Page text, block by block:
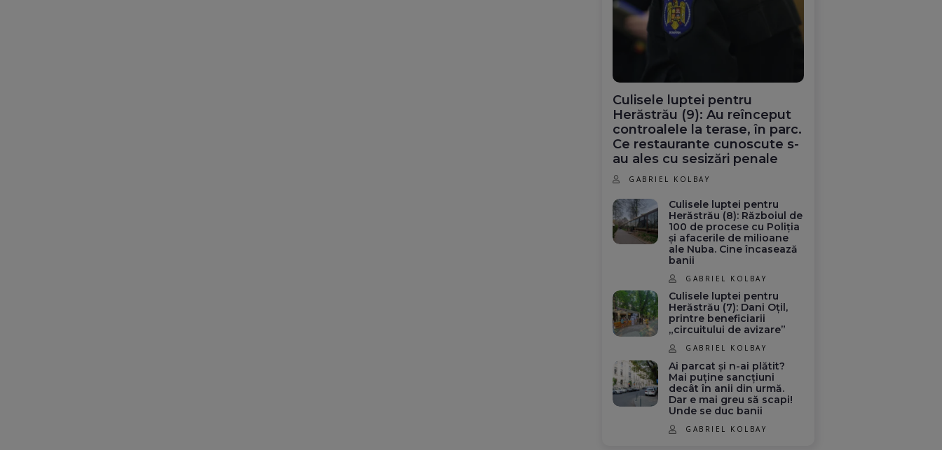
Culisele luptei pentru
Herăstrău (9): Au reînceput
controalele la terase, în parc.
Ce restaurante cunoscute s-
au ales cu sesizări penale
GABRIEL KOLBAY
Culisele luptei pentru
Herăstrău (8): Războiul de
100 de procese cu Poliția
și afacerile de milioane
ale Nuba. Cine încasează
banii
GABRIEL KOLBAY
Culisele luptei pentru
Herăstrău (7): Dani Oțil,
printre beneficiarii
„circuitului de avizare”
GABRIEL KOLBAY
Ai parcat și n-ai plătit?
Mai puține sancțiuni
decât în anii din urmă.
Dar e mai greu să scapi!
Unde se duc banii
GABRIEL KOLBAY